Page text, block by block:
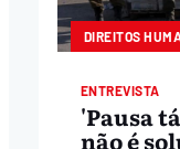
DIREITOS
ENTREVISTA
'Pausa
não é